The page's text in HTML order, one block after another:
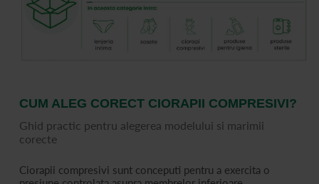
CUM ALEG CORECT CIORAPII COMPRESIVI?
Ghid practic pentru alegerea modelului si marimii
corecte
Ciorapii compresivi sunt conceputi pentru a exercita o